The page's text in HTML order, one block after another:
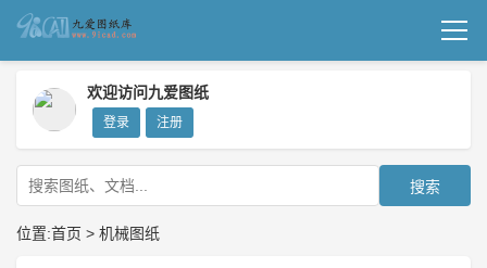
机械图纸
成套图纸
技术文档
欢迎访问九爱图纸
登录 注册
搜索
位置:首页 > 机械图纸